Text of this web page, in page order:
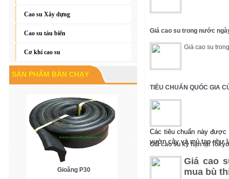
Cao su Xây dựng
Cao su tàu biển
Cơ khí cao su
SẢN PHẨM BÁN CHẠY
Cao su P60
Gioăng P30
Giá cao su trong nước
Giá cao su
TIÊU CHUẨN QUỐC GIA
Các tiêu chuẩn này
vườn cây và mủ tạp như
Giá cao su kỳ hạn tại
Giá cao
mua bù